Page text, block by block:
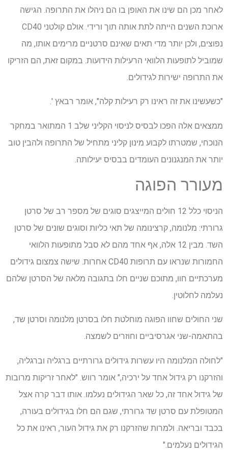
לאחר מכן הם שינו את האופן בו הם ניהלו את התרופה. הגישה
ארוכת השנים הייתה לתת אותה תוך ורידי. אולם קולטני CD40
נפוצים, ולכן יותר מדי תאים שאינם סרטניים מרימים אותו, מה
שמוביל לתופעות הלוואי הרעילות הידועות. במקום זאת, הם הזריקו
את התרופה ישירות לגידולים.
"כשעשינו את זה ראינו רק רעילות קלה", אומר רבאץ '.
ממצאים אלה הפכו לבסיס לניסוי הקליני שלב 1 המתואר במחקר
הנוכחי, שמטרתו לקבוע מינון קליני מתחיל של התרופה ולהבין טוב
יותר את המנגנונים העומדים בבסיס יעילותה.
מעורר הפוגה
הניסוי כלל 12 חולים המייצגים סוגים של מספר רב של סרטן
גרורתי: מלנומה, קרצינומה של תאי כליות וסוגים שונים של סרטן
השד. מבין 12 אלה, אף אחד מהם לא סבל מתופעות הלוואי
החמורות שנראו עם תרופות CD40 אחרות. שישה צמצום גידולים
מערכתיים חוו, מתוכם שניים חלו בתגובה מלאה של הסרטן שלהם
נעלמה לחלוטין.
שני החולים שחוו הפוגה מוחלטת חלו בסרטן מלנומה וסרטן שד,
בהתאמה-שני אגרסיביים וחוזרים לשמצה.
"לחולה המלנומה היו עשרות גידולים גרורתיים ברגליה וברגליה,
והזרקנו רק גידול אחד על ירכיה," אומר רווש. "לאחר זריקות מרובות
של גידול אחד זה, כל שאר הגידולים נעלמו. אותו דבר קרה אצל
המטופלת עם סרטן שד גרורתי, שגם הם חלו בגידולים בעורה,
בכבד ובריאה. ולמרות שהזרקנו רק את גידול העור, ראינו את כל
הגידולים נעלמים."